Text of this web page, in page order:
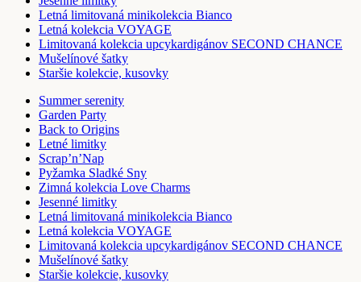
Letná limitovaná minikolekcia Bianco
Letná kolekcia VOYAGE
Limitovaná kolekcia upcykardigánov SECOND CHANCE
Mušelínové šatky
Staršie kolekcie, kusovky
Summer serenity
Garden Party
Back to Origins
Letné limitky
Scrap’n’Nap
Pyžamka Sladké Sny
Zimná kolekcia Love Charms
Jesenné limitky
Letná limitovaná minikolekcia Bianco
Letná kolekcia VOYAGE
Limitovaná kolekcia upcykardigánov SECOND CHANCE
Mušelínové šatky
Staršie kolekcie, kusovky